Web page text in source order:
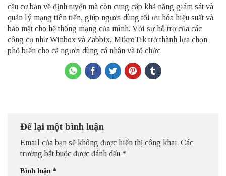
cầu cơ bản về định tuyến mà còn cung cấp khả năng giám sát và
quản lý mạng tiên tiến, giúp người dùng tối ưu hóa hiệu suất và
bảo mật cho hệ thống mạng của mình. Với sự hỗ trợ của các
công cụ như Winbox và Zabbix, MikroTik trở thành lựa chọn
phổ biến cho cả người dùng cá nhân và tổ chức.
Để lại một bình luận
Email của bạn sẽ không được hiển thị công khai. Các
trường bắt buộc được đánh dấu *
Bình luận *